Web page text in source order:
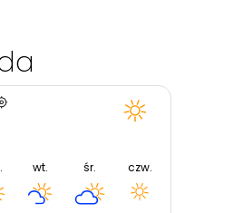
wt. śr. czw.